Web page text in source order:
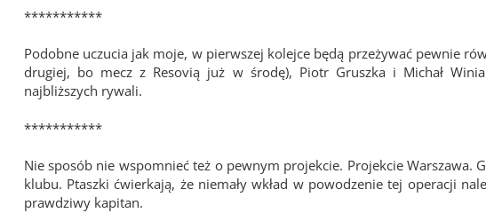
***********
Podobne uczucia jak moje, w pierwszej kolejce będą przeżywać pewnie
drugiej, bo mecz z Resovią już w środę), Piotr Gruszka i Michał
najbliższych rywali.
***********
Nie sposób nie wspomnieć też o pewnym projekcie. Projekcie Warszawa.
klubu. Ptaszki ćwierkają, że niemały wkład w powodzenie tej operacji
prawdziwy kapitan.